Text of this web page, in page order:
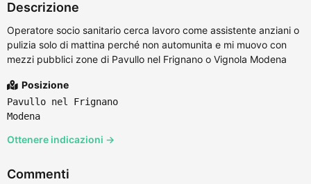
Descrizione
Operatore socio sanitario cerca lavoro come assistente anziani o
pulizia solo di mattina perché non automunita e mi muovo con
mezzi pubblici zone di Pavullo nel Frignano o Vignola Modena
Posizione
Pavullo nel Frignano
Modena
Ottenere indicazioni →
Commenti